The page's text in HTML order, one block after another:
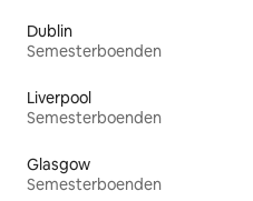
Dublin
Semesterboenden
Liverpool
Semesterboenden
Glasgow
Semesterboenden